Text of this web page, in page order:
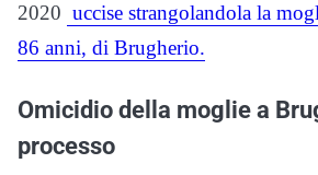
2020 uccise strangolandola la
86 anni, di Brugherio.
Omicidio della moglie a
processo